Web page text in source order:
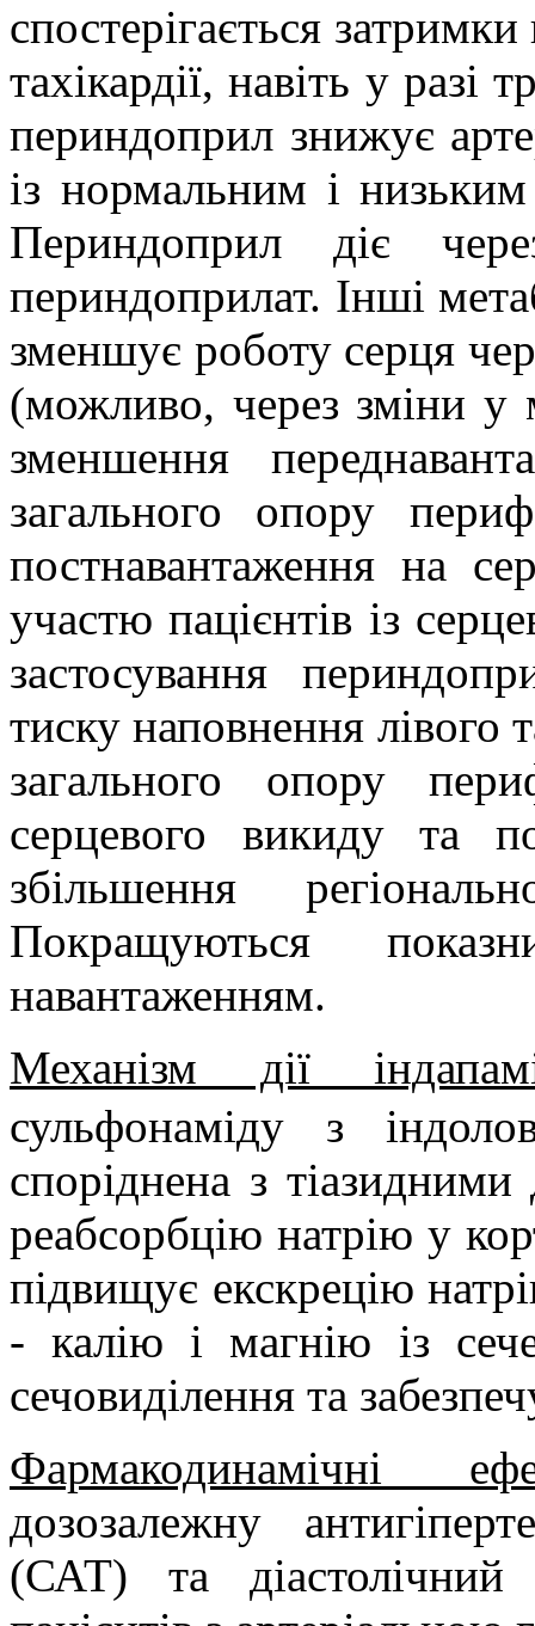
спостерігається
тахікардії, навіть у разі
периндоприл знижує
із нормальним і
Периндоприл діє
периндоприлат. Інші
зменшує роботу серця
(можливо, через зміни у
зменшення
загального опору
постнавантаження на
участю пацієнтів із
застосування
тиску наповнення лівого
загального опору
серцевого викиду та
збільшення
Покращуються
навантаженням.
Механізм дії
сульфонаміду з
споріднена з тiазидними
реабсорбцію натрію у
підвищує екскрецію
- калію і магнію із
сечовиділення та
Фармакодинамічні
дозозалежну
(САТ) та